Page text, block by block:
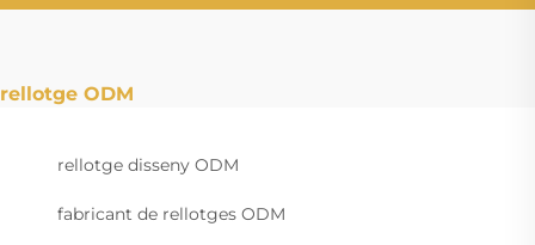
rellotge ODM
rellotge disseny ODM
fabricant de rellotges ODM